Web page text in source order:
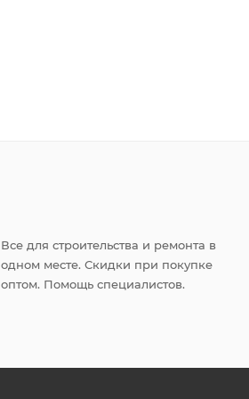
Все для строительства и ремонта в
одном месте. Скидки при покупке
оптом. Помощь специалистов.